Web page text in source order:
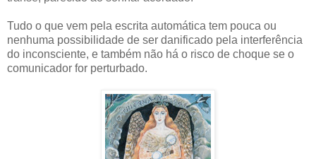
Tudo o que vem pela escrita automática tem pouca ou
nenhuma possibilidade de ser danificado pela interferência
do inconsciente, e também não há o risco de choque se o
comunicador for perturbado.